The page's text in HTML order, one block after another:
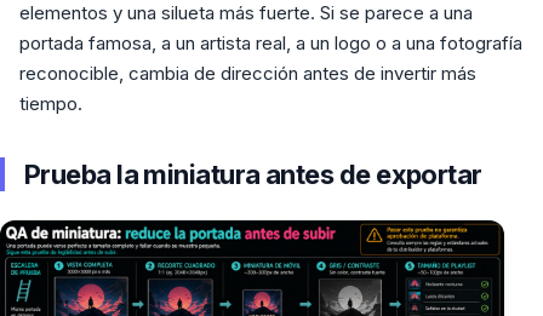
elementos y una silueta más fuerte. Si se parece a una
portada famosa, a un artista real, a un logo o a una fotografía
reconocible, cambia de dirección antes de invertir más
tiempo.
Prueba la miniatura antes de exportar